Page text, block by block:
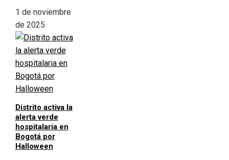
1 de noviembre
de 2025
Distrito activa la
alerta verde
hospitalaria en
Bogotá por
Halloween